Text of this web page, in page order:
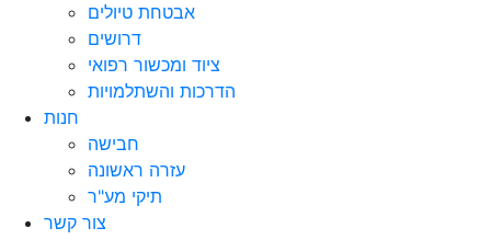
אבטחת טיולים
דרושים
ציוד ומכשור רפואי
הדרכות והשתלמויות
חנות
חבישה
עזרה ראשונה
תיקי מע"ר
צור קשר